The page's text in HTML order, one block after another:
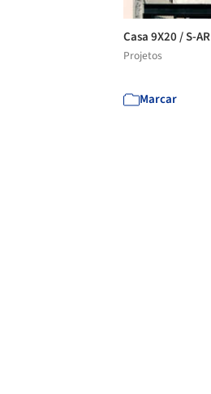
Casa 9X20 / S-AR
Projetos
Marcar